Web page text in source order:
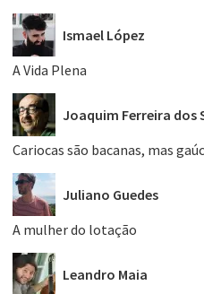
Ismael López
A Vida Plena
Joaquim Ferreira dos
Cariocas são bacanas, mas
Juliano Guedes
A mulher do lotação
Leandro Maia